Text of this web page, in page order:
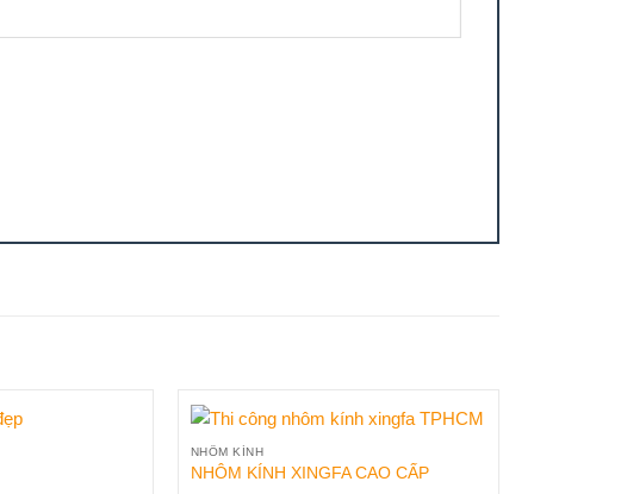
NHÔM KÍNH
NHÔM KÍNH XINGFA CAO CẤP